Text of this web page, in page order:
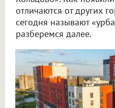
отличаются от других
сегодня называют
разберемся далее.